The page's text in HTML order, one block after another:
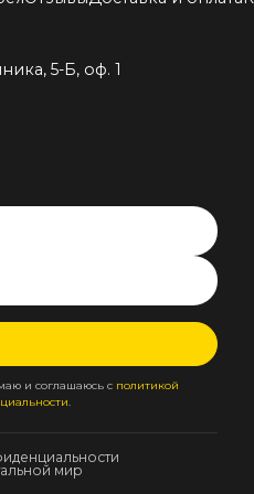
при
утепленных
и пленки
зданий;
старых кровель.
5-Б, оф. 1
и соглашаюсь с политикой
.
мир